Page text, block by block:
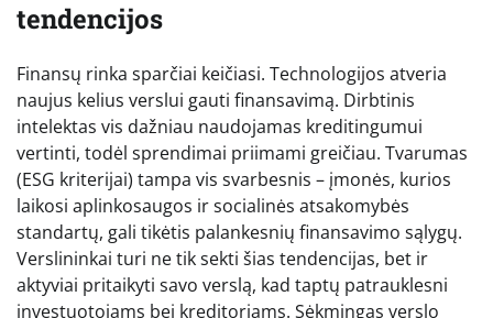
tendencijos
Finansų rinka sparčiai keičiasi. Technologijos atveria
naujus kelius verslui gauti finansavimą. Dirbtinis
intelektas vis dažniau naudojamas kreditingumui
vertinti, todėl sprendimai priimami greičiau. Tvarumas
(ESG kriterijai) tampa vis svarbesnis – įmonės, kurios
laikosi aplinkosaugos ir socialinės atsakomybės
standartų, gali tikėtis palankesnių finansavimo sąlygų.
Verslininkai turi ne tik sekti šias tendencijas, bet ir
aktyviai pritaikyti savo verslą, kad taptų patrauklesni
investuotojams bei kreditoriams. Sėkmingas verslo